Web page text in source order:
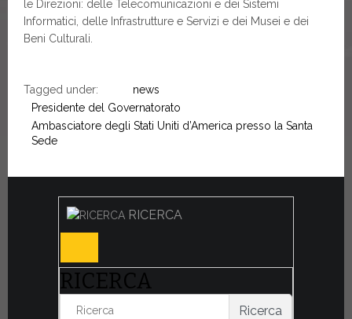
le Direzioni: delle Telecomunicazioni e dei Sistemi
Informatici, delle Infrastrutture e Servizi e dei Musei e dei
Beni Culturali.
Tagged under:
news
Presidente del Governatorato
Ambasciatore degli Stati Uniti d’America presso la Santa
Sede
RICERCA
RICERCA
Ricerca